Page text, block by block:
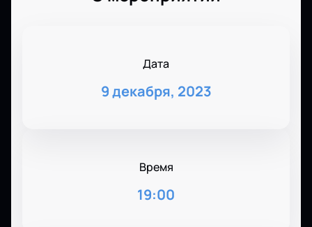
Дата
9 декабря, 2023
Время
19:00